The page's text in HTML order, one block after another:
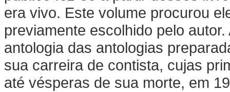
era vivo. Este volume procurou
previamente escolhido pelo
antologia das antologias
sua carreira de contista, cujas
até vésperas de sua morte, em